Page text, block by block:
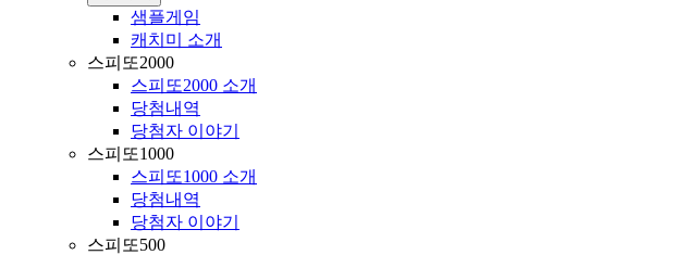
샘플게임
캐치미 소개
스피또2000
스피또2000 소개
당첨내역
당첨자 이야기
스피또1000
스피또1000 소개
당첨내역
당첨자 이야기
스피또500